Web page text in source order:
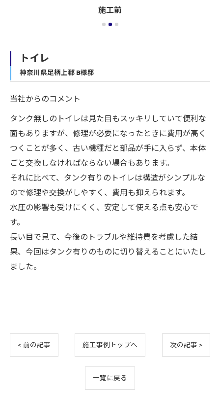
施工前
トイレ
神奈川県足柄上郡 B様邸
当社からのコメント
タンク無しのトイレは見た目もスッキリしていて便利な
面もありますが、修理が必要になったときに費用が高く
つくことが多く、古い機種だと部品が手に入らず、本体
ごと交換しなければならない場合もあります。
それに比べて、タンク有りのトイレは構造がシンプルな
ので修理や交換がしやすく、費用も抑えられます。
水圧の影響も受けにくく、安定して使える点も安心で
す。
長い目で見て、今後のトラブルや維持費を考慮した結
果、今回はタンク有りのものに切り替えることにいたし
ました。
< 前の記事 施工事例トップへ 次の記事 >
一覧に戻る